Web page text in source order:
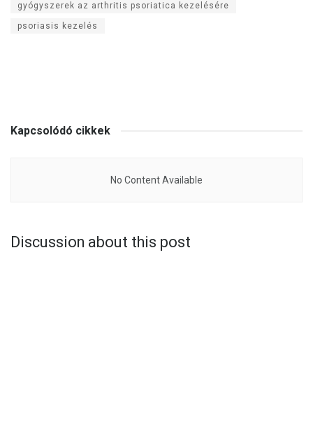
gyógyszerek az arthritis psoriatica kezelésére
psoriasis kezelés
Kapcsolódó cikkek
No Content Available
Discussion about this post